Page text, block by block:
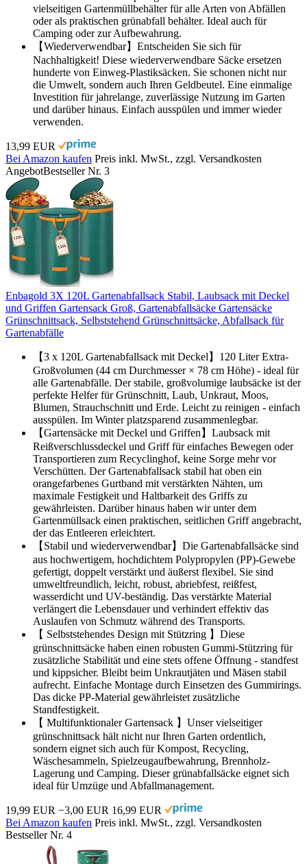
vielseitigen Gartenmüllbehälter für alle Arten von Abfällen
oder als praktischen grünabfall behälter. Ideal auch für
Camping oder zur Aufbewahrung.
【Wiederverwendbar】Entscheiden Sie sich für
Nachhaltigkeit! Diese wiederverwendbare Säcke ersetzen
hunderte von Einweg-Plastiksäcken. Sie schonen nicht nur
die Umwelt, sondern auch Ihren Geldbeutel. Eine einmalige
Investition für jahrelange, zuverlässige Nutzung im Garten
und darüber hinaus. Einfach ausspülen und immer wieder
verwenden.
13,99 EUR
Bei Amazon kaufen Preis inkl. MwSt., zzgl. Versandkosten
AngebotBestseller Nr. 3
Enbagold 3X 120L Gartenabfallsack Stabil, Laubsack mit Deckel
und Griffen Gartensack Groß, Gartenabfallsäcke Gartensäcke
Grünschnittsack, Selbststehend Grünschnittsäcke, Abfallsack für
Gartenabfälle
【3 x 120L Gartenabfallsack mit Deckel】120 Liter Extra-
Großvolumen (44 cm Durchmesser × 78 cm Höhe) - ideal für
alle Gartenabfälle. Der stabile, großvolumige laubsäcke ist der
perfekte Helfer für Grünschnitt, Laub, Unkraut, Moos,
Blumen, Strauchschnitt und Erde. Leicht zu reinigen - einfach
ausspülen. Im Winter platzsparend zusammenlegbar.
【Gartensäcke mit Deckel und Griffen】Laubsack mit
Reißverschlussdeckel und Griff für einfaches Bewegen oder
Transportieren zum Recyclinghof, keine Sorge mehr vor
Verschütten. Der Gartenabfallsack stabil hat oben ein
orangefarbenes Gurtband mit verstärkten Nähten, um
maximale Festigkeit und Haltbarkeit des Griffs zu
gewährleisten. Darüber hinaus haben wir unter dem
Gartenmüllsack einen praktischen, seitlichen Griff angebracht,
der das Entleeren erleichtert.
【Stabil und wiederverwendbar】Die Gartenabfallsäcke sind
aus hochwertigem, hochdichtem Polypropylen (PP)-Gewebe
gefertigt, doppelt verstärkt und äußerst flexibel. Sie sind
umweltfreundlich, leicht, robust, abriebfest, reißfest,
wasserdicht und UV-beständig. Das verstärkte Material
verlängert die Lebensdauer und verhindert effektiv das
Auslaufen von Schmutz während des Transports.
【 Selbststehendes Design mit Stützring 】Diese
grünschnittsäcke haben einen robusten Gummi-Stützring für
zusätzliche Stabilität und eine stets offene Öffnung - standfest
und kippsicher. Bleibt beim Unkrautjäten und Mäsen stabil
aufrecht. Einfache Montage durch Einsetzen des Gummirings.
Das dicke PP-Material gewährleistet zusätzliche
Standfestigkeit.
【 Multifunktionaler Gartensack 】Unser vielseitiger
grünschnittsack hält nicht nur Ihren Garten ordentlich,
sondern eignet sich auch für Kompost, Recycling,
Wäschesammeln, Spielzeugaufbewahrung, Brennholz-
Lagerung und Camping. Dieser grünabfallsäcke eignet sich
ideal für Umzüge und Abfallmanagement.
19,99 EUR −3,00 EUR 16,99 EUR
Bei Amazon kaufen Preis inkl. MwSt., zzgl. Versandkosten
Bestseller Nr. 4